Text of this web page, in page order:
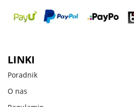
LINKI
Poradnik
O nas